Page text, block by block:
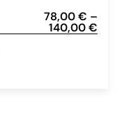
78,00€ –
140,00€